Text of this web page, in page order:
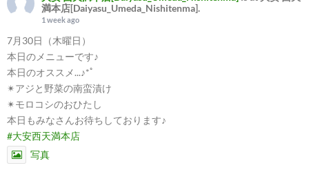
満本店[Daiyasu_Umeda_Nishitenma].
1 week ago
7月30日（木曜日）
本日のメニューです♪
本日のオススメ...♪*ﾟ
✴︎アジと野菜の南蛮漬け
✴︎モロコシのおひたし
本日もみなさんお待ちしております♪
#大安西天満本店
写真